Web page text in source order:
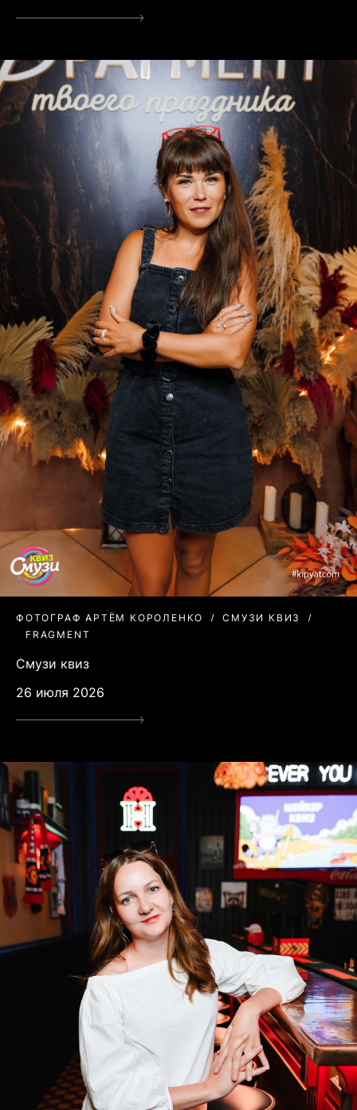
ФОТОГРАФ АРТЁМ КОРОЛЕНКО
СМУЗИ КВИЗ
FRAGMENT
Смузи квиз
26 июля 2026